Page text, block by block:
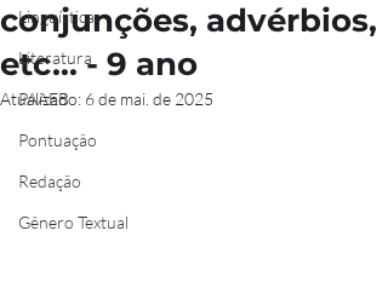
Linguística
Literatura
PAAEB
Pontuação
Redação
Gênero Textual
conjunções, advérbios,
etc... - 9 ano
Atualizado: 6 de mai. de 2025